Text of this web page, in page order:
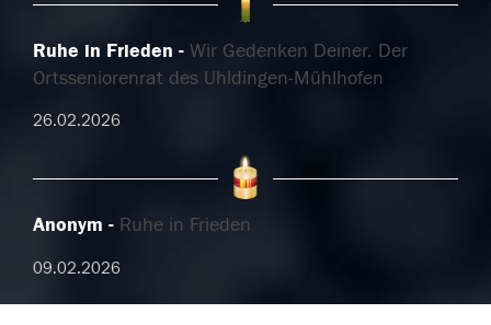
Ruhe in Frieden
Wir Gedenken Deiner. Der
Ortsseniorenrat des Uhldingen-Mühlhofen
26.02.2026
Anonym Ruhe in Frieden
09.02.2026